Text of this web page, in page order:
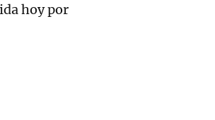
hoy por